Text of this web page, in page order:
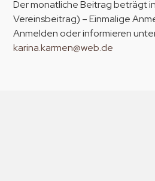
Der monatliche Beitrag beträgt
Vereinsbeitrag) – Einmalige
Anmelden oder informieren
karina.karmen@web.de